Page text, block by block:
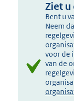
Ziet u
Bent u
Neem
voor de
van de